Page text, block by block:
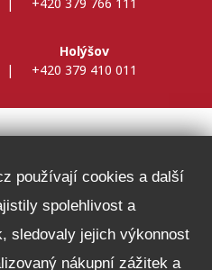
|
Holýšov
+420 379 410 011
Škoda
zaměstnání
používají cookies a další
spolehlivost a
sledovaly jejich výkonnost
nákupní zážitek a